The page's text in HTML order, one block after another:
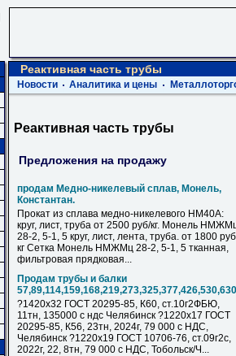
Реактивная часть трубы
Новости Аналитика и цены
Реактивная часть трубы
Предложения на продажу
продам Медно-никелевый сплав, Монель,
Константан.
Прокат из сплава медно-никелевого НМ40А:
круг, лист, труба от 2500 руб/кг. Монель
28-2, 5-1, 5 круг, лист, лента, труба. от 1800
кг Сетка Монель НМЖМц 28-2, 5-1, 5 тканная,
фильтровая прядковая...
Продам трубы и балки
?1420х32 ГОСТ 20295-85, К60, ст.10г2ФБЮ,
11тн, 135000 с ндс Челябинск ?1220х17 ГОСТ
20295-85, К56, 23тн, 2024г, 79 000 с НДC,
Челябинск ?1220х19 ГОСТ 10706-76, ст.09г2с,
2022г, 22, 8тн, 79 000 с НДC, Тобольск/Ч...